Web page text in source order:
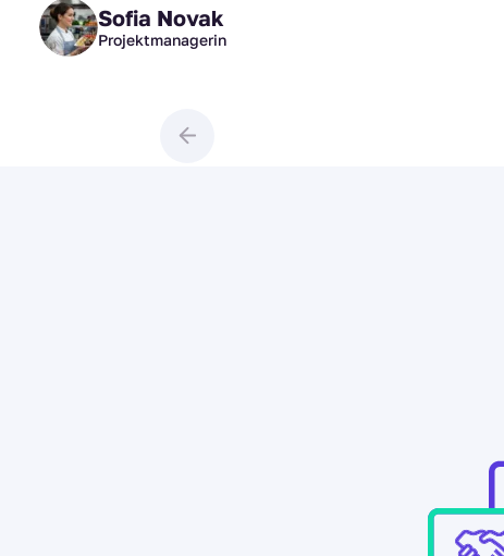
Sofia Novak
Projektmanagerin